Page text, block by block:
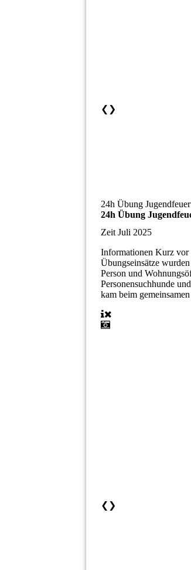
❮ ❯
24h Übung
24h Übung
Zeit Juli 2025
Informationen Kurz vor
Übungseinsätze
Person und
Personensuchhunde
kam beim
❮ ❯